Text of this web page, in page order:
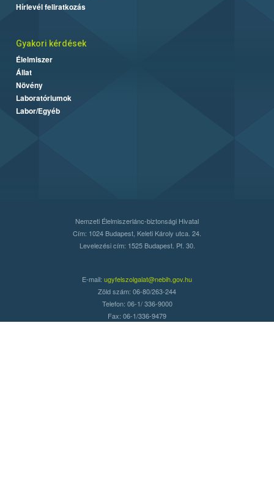
Hírlevél feliratkozás
Gyakori kérdések
Élelmiszer
Állat
Növény
Laboratóriumok
Labor/Egyéb
Nemzeti Élelmiszerlánc-biztonsági Hivatal
Cím: 1024 Budapest, Keleti Károly utca. 24.
Levelezési cím: 1525 Budapest. Pf. 30.
E-mail: ugyfelszolgalat@nebih.gov.hu
Zöld szám: 06-80/263-244
Telefon: 06-1/ 336-9000
Fax: 06-1/336-9479